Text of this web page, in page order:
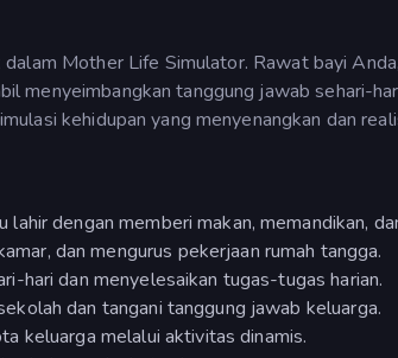
Mother Life Simulator. Rawat bayi
menyeimbangkan tanggung jawab sehari-
kehidupan yang menyenangkan dan
dengan memberi makan, memandikan,
dan mengurus pekerjaan rumah tangga.
hari dan menyelesaikan tugas-tugas harian.
dan tangani tanggung jawab keluarga.
keluarga melalui aktivitas dinamis.